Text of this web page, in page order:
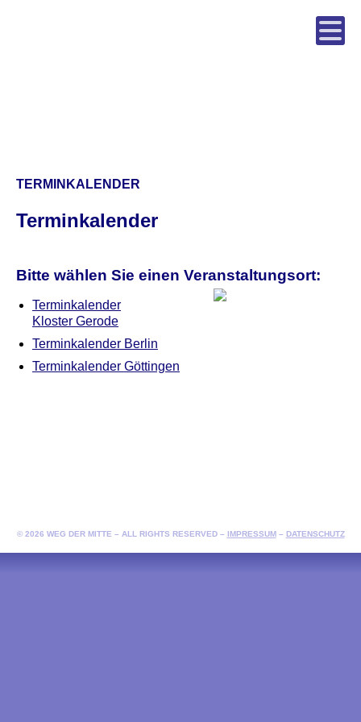
TERMINKALENDER
Terminkalender
Bitte wählen Sie einen Veranstaltungsort:
Terminkalender
Kloster Gerode
Terminkalender Berlin
Terminkalender Göttingen
© 2026 WEG DER MITTE – ALL RIGHTS RESERVED – IMPRESSUM– DATENSCHUTZ